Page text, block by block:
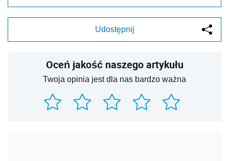
Udostępnij
Oceń jakość naszego artykułu
Twoja opinia jest dla nas bardzo ważna